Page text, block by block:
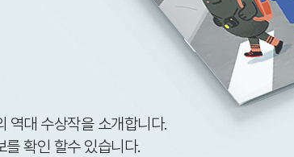
역대 수상작을 소개합니다.
확인 할수 있습니다.